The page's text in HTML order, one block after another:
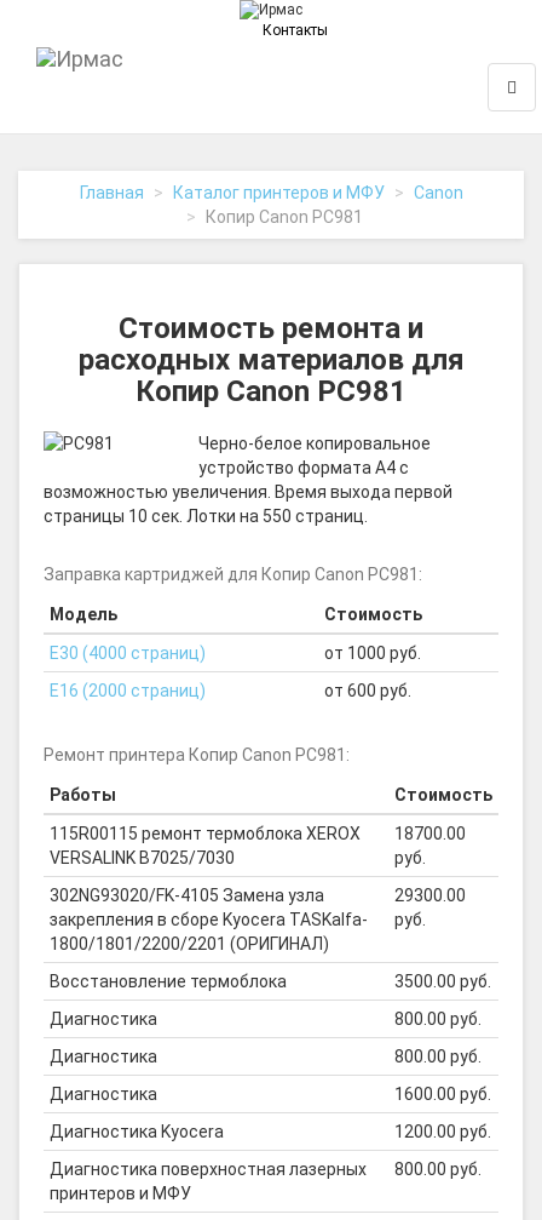
Контакты
Главная Каталог принтеров и МФУ
Canon
Копир Canon PC981
Стоимость ремонта и
расходных материалов для
Копир Canon PC981
Черно-белое копировальное
устройство формата A4 с
возможностью увеличения. Время выхода первой
страницы 10 сек. Лотки на 550 страниц.
Заправка картриджей для Копир Canon PC981:
Модель
Стоимость
E30 (4000 страниц)
от 1000 руб.
E16 (2000 страниц)
от 600 руб.
Ремонт принтера Копир Canon PC981:
Работы
Стоимость
115R00115 ремонт термоблока XEROX
VERSALINK B7025/7030
18700.00
руб.
302NG93020/FK-4105 Замена узла
закрепления в сборе Kyocera TASKalfa-
1800/1801/2200/2201 (ОРИГИНАЛ)
29300.00
руб.
Восстановление термоблока
3500.00 руб.
Диагностика
800.00 руб.
Диагностика
800.00 руб.
Диагностика
1600.00 руб.
Диагностика Kyocera
1200.00 руб.
Диагностика поверхностная лазерных
принтеров и МФУ
800.00 руб.